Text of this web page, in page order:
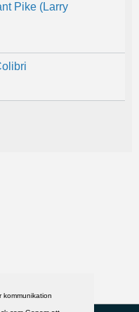
kommunikation
Pike (Larry